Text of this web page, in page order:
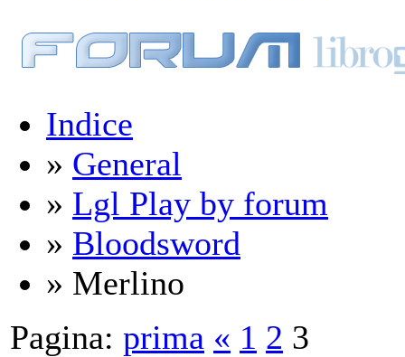
Indice
» General
» Lgl Play by forum
» Bloodsword
» Merlino
Pagina: prima « 1 2 3